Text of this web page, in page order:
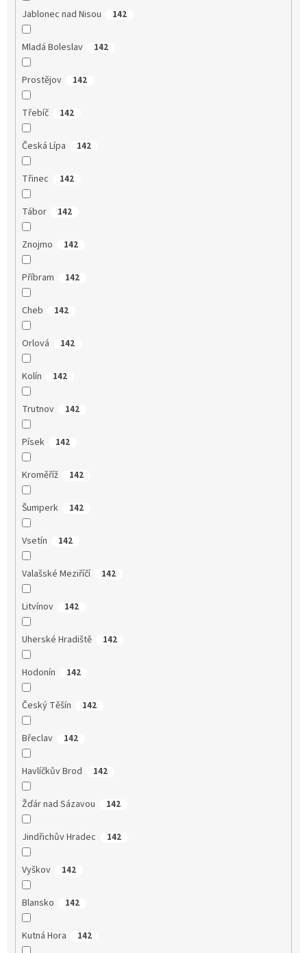
Jablonec nad Nisou 142
Mladá Boleslav 142
Prostějov 142
Třebíč 142
Česká Lípa 142
Třinec 142
Tábor 142
Znojmo 142
Příbram 142
Cheb 142
Orlová 142
Kolín 142
Trutnov 142
Písek 142
Kroměříž 142
Šumperk 142
Vsetín 142
Valašské Meziříčí 142
Litvínov 142
Uherské Hradiště 142
Hodonín 142
Český Těšín 142
Břeclav 142
Havlíčkův Brod 142
Žďár nad Sázavou 142
Jindřichův Hradec 142
Vyškov 142
Blansko 142
Kutná Hora 142